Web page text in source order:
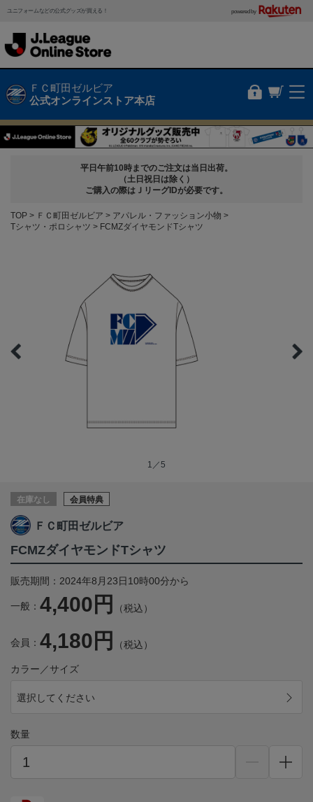
ユニフォームなどの公式グッズが買える！ powered by
ＦＣ町田ゼルビア
公式オンラインストア本店
平日午前10時までのご注文は当日出荷。
（土日祝日は除く）
ご購入の際はＪリーグIDが必要です。
TOP ＦＣ町田ゼルビア
アパレル・ファッション小物
Tシャツ・ポロシャツ
FCMZダイヤモンドTシャツ
1／5
在庫なし 会員特典
ＦＣ町田ゼルビア
FCMZダイヤモンドTシャツ
販売期間：2024年8月23日10時00分から
一般： 4,400円 （税込）
会員： 4,180円 （税込）
カラー／サイズ
選択してください
数量